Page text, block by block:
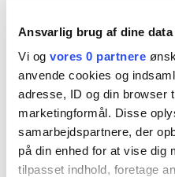
Ansvarlig brug af dine data
Vi og vores 0 partnere
anvende cookies og
adresse, ID og din browser
marketingformål. Disse
samarbejdspartnere, der
på din enhed for at vise dig
tilpasset indhold, foretage
bruges stadig til at
Fyrmesterboligen ved
turistinformation samt
Rev.